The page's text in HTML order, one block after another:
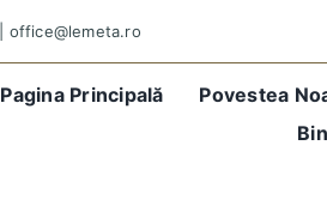
office@lemeta.ro
Pagina Principală Povestea